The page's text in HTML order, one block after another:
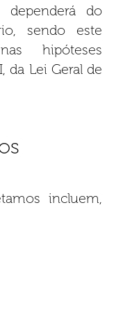
dependerá do
sendo este
hipóteses
da Lei Geral de
incluem,